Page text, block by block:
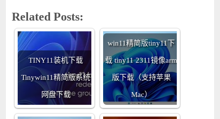
Related Posts:
TINY11装机下载
Tinywin11精简版系统
网盘下载
win11精简版tiny11下
载 tiny11 2311镜像arm
版下载（支持苹果
Mac）
tiny11 23h2 ARM64下